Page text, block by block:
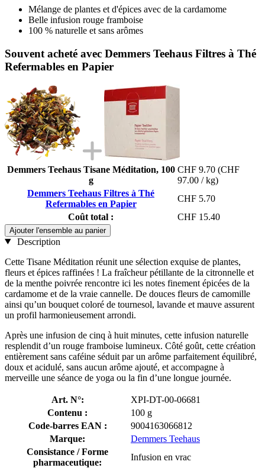
Mélange de plantes et d'épices avec de la cardamome
Belle infusion rouge framboise
100 % naturelle et sans arômes
Souvent acheté avec Demmers Teehaus Filtres à Thé
Refermables en Papier
Demmers Teehaus Tisane Méditation, 100
g
CHF 9.70 (CHF
97.00 / kg)
Demmers Teehaus Filtres à Thé
Refermables en Papier
CHF 5.70
Coût total :
CHF 15.40
Ajouter l'ensemble au panier
Description
Cette Tisane Méditation réunit une sélection exquise de plantes,
fleurs et épices raffinées ! La fraîcheur pétillante de la citronnelle et
de la menthe poivrée rencontre ici les notes finement épicées de la
cardamome et de la vraie cannelle. De douces fleurs de camomille
ainsi qu’un bouquet coloré de tournesol, lavande et mauve assurent
un profil harmonieusement arrondi.
Après une infusion de cinq à huit minutes, cette infusion naturelle
resplendit d’un rouge framboise lumineux. Côté goût, cette création
entièrement sans caféine séduit par un arôme parfaitement équilibré,
doux et acidulé, sans aucun arôme ajouté, et accompagne à
merveille une séance de yoga ou la fin d’une longue journée.
Art. N°:
XPI-DT-00-06681
Contenu :
100 g
Code-barres EAN :
9004163066812
Marque:
Demmers Teehaus
Consistance / Forme
pharmaceutique:
Infusion en vrac